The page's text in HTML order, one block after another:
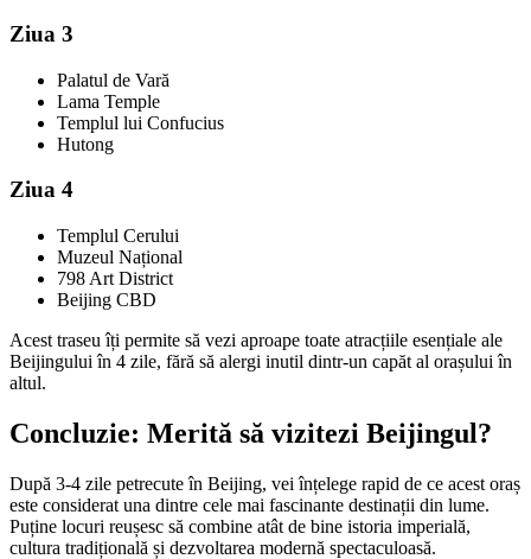
Ziua 3
Palatul de Vară
Lama Temple
Templul lui Confucius
Hutong
Ziua 4
Templul Cerului
Muzeul Național
798 Art District
Beijing CBD
Acest traseu îți permite să vezi aproape toate atracțiile esențiale ale
Beijingului în 4 zile, fără să alergi inutil dintr-un capăt al orașului în
altul.
Concluzie: Merită să vizitezi Beijingul?
După 3-4 zile petrecute în Beijing, vei înțelege rapid de ce acest oraș
este considerat una dintre cele mai fascinante destinații din lume.
Puține locuri reușesc să combine atât de bine istoria imperială,
cultura tradițională și dezvoltarea modernă spectaculoasă.